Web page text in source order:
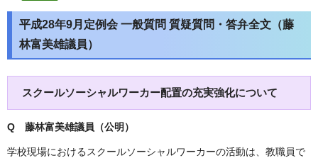
平成28年9月定例会 一般質問 質疑質問・答弁全文（藤
林富美雄議員）
スクールソーシャルワーカー配置の充実強化について
Q 藤林富美雄議員（公明 ）
学校現場におけるスクールソーシャルワーカーの活動は、教職員で